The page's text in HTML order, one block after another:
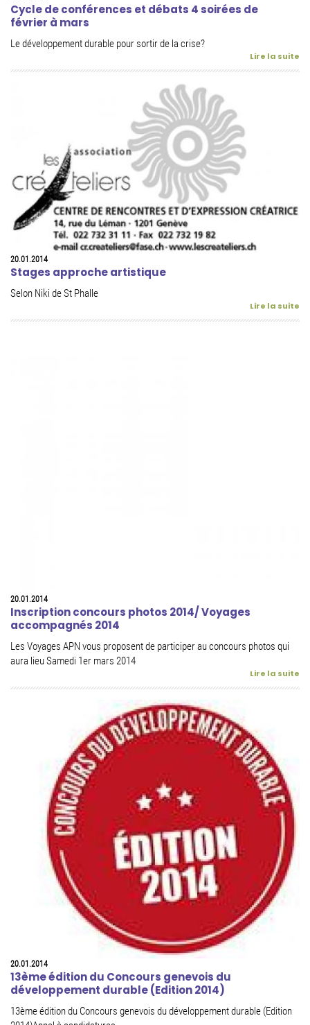
Cycle de conférences et débats 4 soirées de
février à mars
Le développement durable pour sortir de la crise?
Lire la suite
20.01.2014
Stages approche artistique
Selon Niki de St Phalle
Lire la suite
20.01.2014
Inscription concours photos 2014/ Voyages
accompagnés 2014
Les Voyages APN vous proposent de participer au concours photos qui
aura lieu Samedi 1er mars 2014
Lire la suite
20.01.2014
13ème édition du Concours genevois du
développement durable (Edition 2014)
13ème édition du Concours genevois du développement durable (Edition